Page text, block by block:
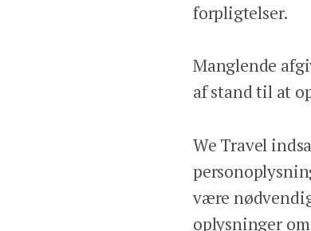
forpligtelser.
Manglende
af stand til at
We Travel
være
oplysninger